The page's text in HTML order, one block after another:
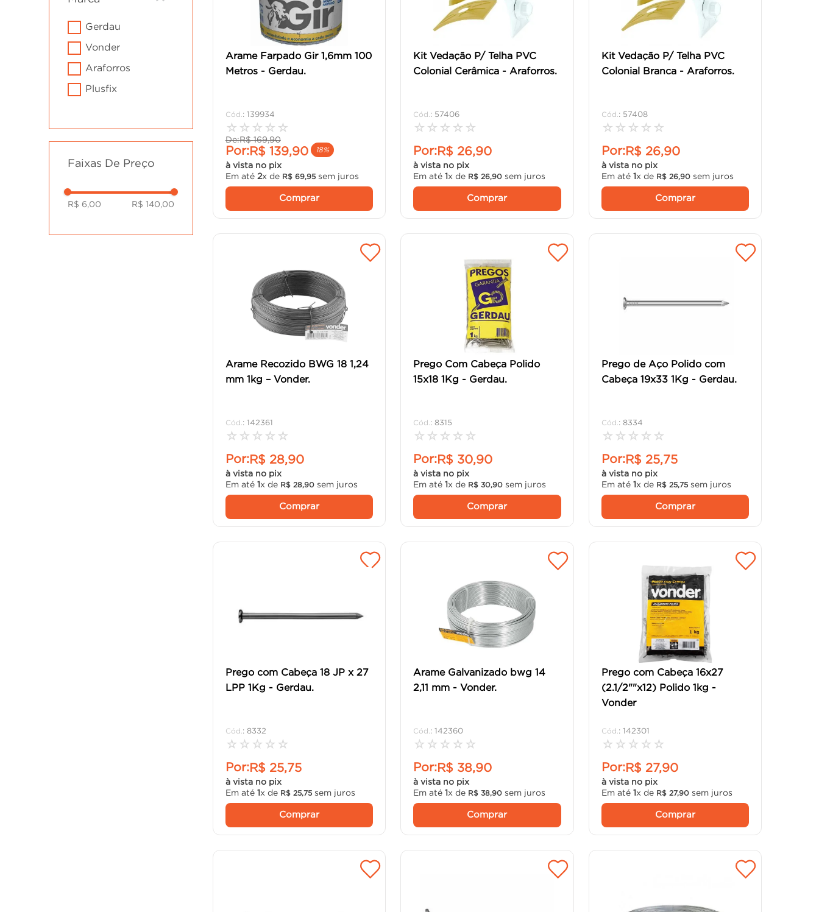
gerdau
vonder
araforros
plusfix
Faixas De Preço
R$ 6,00 R$ 140,00
Arame Farpado Gir 1,6mm 100
Metros - Gerdau.
: 139934
☆ ☆ ☆ ☆ ☆
De:R$ 169,90
Por:R$ 139,90 18%
à vista no pix
Em até 2x de R$ 69, 95sem juros
Comprar
Kit Vedação P/ Telha PVC
Colonial Cerâmica - Araforros.
: 57406
☆ ☆ ☆ ☆ ☆
Por:R$ 26,90
à vista no pix
Em até1x de R$ 26 ,90 sem juros
Comprar
Kit Vedação P/ Telha PVC
Colonial Branca - Araforros.
: 57408
☆ ☆ ☆ ☆ ☆
Por:R$ 26,90
à vista no pix
Em até 1x de R$ 26, 90sem juros
Comprar
Arame Recozido BWG 18 1,24
mm 1kg – Vonder.
: 142361
☆ ☆ ☆ ☆ ☆
Por:R$ 28,90
à vista no pix
Em até 1x de R$ 28, 90sem juros
Comprar
Prego Com Cabeça Polido
15x18 1Kg - Gerdau.
:8315
☆ ☆ ☆ ☆ ☆
Por:R$ 30,90
à vista no pix
Em até1x de R$ 30 ,90 sem juros
Comprar
Prego de Aço Polido com
Cabeça 19x33 1Kg - Gerdau.
: 8334
☆ ☆ ☆ ☆ ☆
Por:R$ 25,75
à vista no pix
Em até 1x de R$ 25, 75sem juros
Comprar
Prego com Cabeça 18 JP x 27
LPP 1Kg - Gerdau.
: 8332
☆ ☆ ☆ ☆ ☆
Por:R$ 25,75
à vista no pix
Em até 1x de R$ 25, 75sem juros
Comprar
Arame Galvanizado bwg 14
2,11 mm - Vonder.
:142360
☆ ☆ ☆ ☆ ☆
Por:R$ 38,90
à vista no pix
Em até1x de R$ 38 ,90 sem juros
Comprar
Prego com Cabeça 16x27
(2.1/2""x12) Polido 1kg -
Vonder
: 142301
☆ ☆ ☆ ☆ ☆
Por:R$ 27,90
à vista no pix
Em até 1x de R$ 27,90sem juros
Comprar